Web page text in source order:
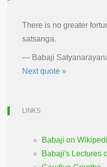
There is no greater
satsanga.
— Babaji
Next quote »
LINKS
Babaji on
Babaji's Lectures